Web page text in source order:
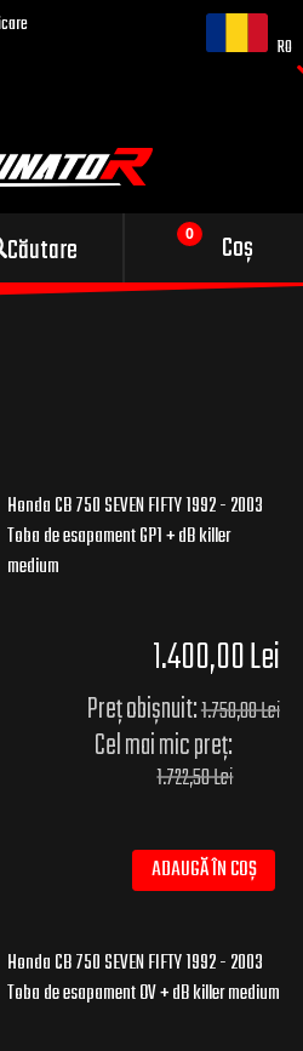
RO
Căutare Coș
Evacuare sport pentru
motocicleta ta
Honda CB 750 SEVEN FIFTY 1992 - 2003
Toba de esapament GP1 + dB killer
medium
1.400,00 Lei
Preț obișnuit:1.750,00 Lei
Cel mai mic preț:
1.722,50 Lei
ADAUGĂ ÎN COȘ
Honda CB 750 SEVEN FIFTY 1992 - 2003
Toba de esapament OV + dB killer medium